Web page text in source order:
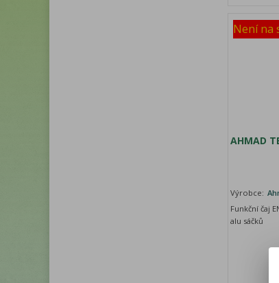
Není na
AHMAD
Výrobce:
Funkční čaj
alu sáčků